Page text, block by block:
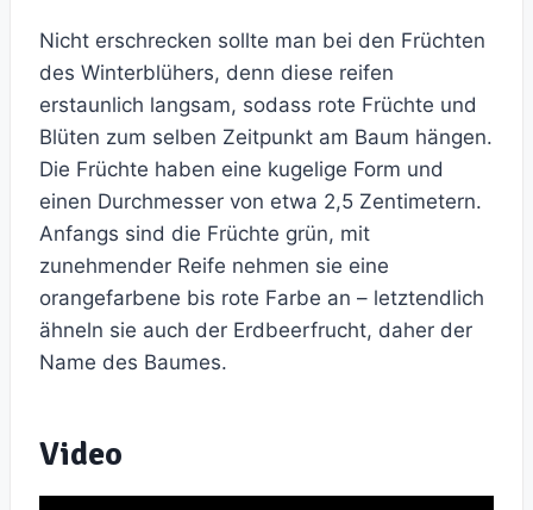
Nicht erschrecken sollte man bei den Früchten
des Winterblühers, denn diese reifen
erstaunlich langsam, sodass rote Früchte und
Blüten zum selben Zeitpunkt am Baum hängen.
Die Früchte haben eine kugelige Form und
einen Durchmesser von etwa 2,5 Zentimetern.
Anfangs sind die Früchte grün, mit
zunehmender Reife nehmen sie eine
orangefarbene bis rote Farbe an – letztendlich
ähneln sie auch der Erdbeerfrucht, daher der
Name des Baumes.
Video